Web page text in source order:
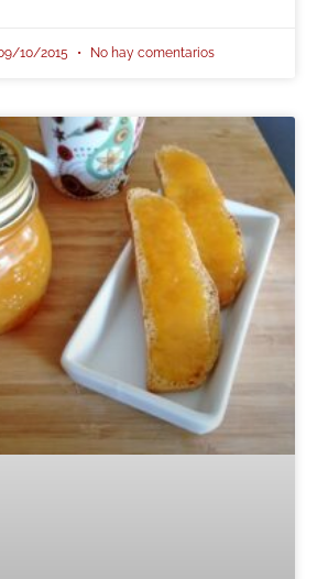
10/2015 No hay comentarios